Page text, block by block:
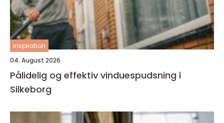
inspiration
04. August 2026
Pålidelig og effektiv vinduespudsning i
Silkeborg